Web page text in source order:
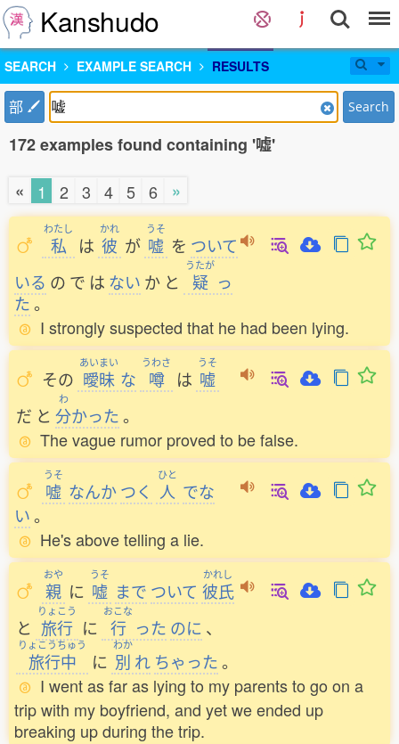
Kanshudo
SEARCH EXAMPLE SEARCH RESULTS
部 Search
172 examples found containing '嘘'
« 1 2 3 4 5 6 »
わたし
私 は
かれ
彼 が
うそ
嘘 を ついて
いる の で は ない か と
うたが
疑 っ
た。
I strongly suspected that he had been lying.
その
あいまい
曖昧 な
うわさ
噂 は
うそ
嘘
だ と
わ
分かった。
The vague rumor proved to be false.
うそ
嘘 なんか つく
ひと
人 でな
い。
He's above telling a lie.
おや
親 に
うそ
嘘 まで ついて
かれし
彼氏
と
りょこう
旅行 に
おこな
行 った のに 、
りょこうちゅう
旅行中 に
わか
別 れ ちゃった。
I went as far as lying to my parents to go on a
trip with my boyfriend, and yet we ended up
breaking up during the trip.